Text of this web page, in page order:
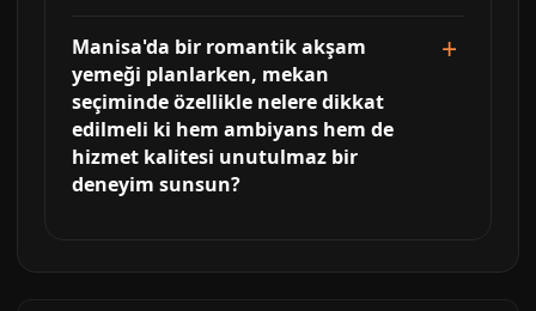
Manisa'da bir romantik akşam
yemeği planlarken, mekan
seçiminde özellikle nelere dikkat
edilmeli ki hem ambiyans hem de
hizmet kalitesi unutulmaz bir
deneyim sunsun?